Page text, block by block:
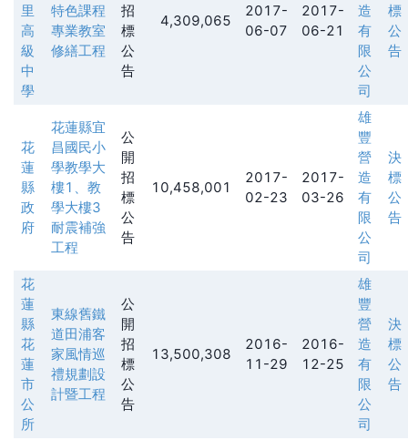
里
高
級
中
學
特色課程
專業教室
修繕工程
招
標
公
告
4,309,065
2017-
06-07
2017-
06-21
造
有
限
公
司
標
公
告
花
蓮
縣
政
府
花蓮縣宜
昌國民小
學教學大
樓1、教
學大樓3
耐震補強
工程
公
開
招
標
公
告
10,458,001
2017-
02-23
2017-
03-26
雄
豐
營
造
有
限
公
司
決
標
公
告
花
蓮
縣
花
蓮
市
公
所
東線舊鐵
道田浦客
家風情巡
禮規劃設
計暨工程
公
開
招
標
公
告
13,500,308
2016-
11-29
2016-
12-25
雄
豐
營
造
有
限
公
司
決
標
公
告